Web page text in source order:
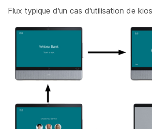
Flux typique d'un cas d'utilisation de